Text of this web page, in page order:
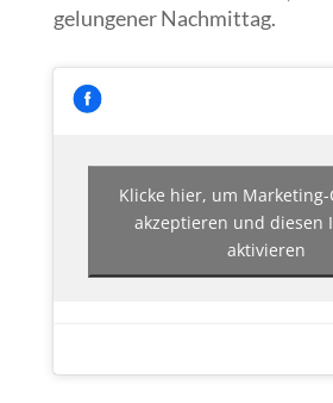
gelungener Nachmittag.
Klicke hier, um Marketing-
akzeptieren und diesen
aktivieren